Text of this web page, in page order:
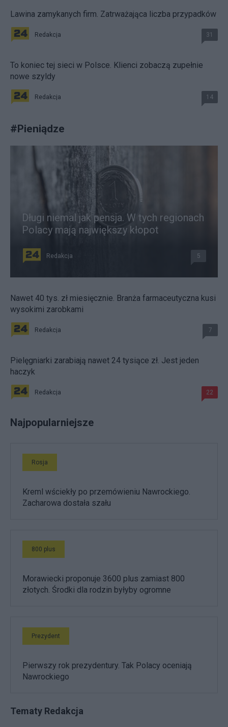
Lawina zamykanych firm. Zatrważająca liczba przypadków
Redakcja 31
To koniec tej sieci w Polsce. Klienci zobaczą zupełnie
nowe szyldy
Redakcja 14
#Pieniądze
Długi niemal jak pensja. W tych regionach
Polacy mają największy kłopot
Redakcja 5
Nawet 40 tys. zł miesięcznie. Branża farmaceutyczna kusi
wysokimi zarobkami
Redakcja 7
Pielęgniarki zarabiają nawet 24 tysiące zł. Jest jeden
haczyk
Redakcja 22
Najpopularniejsze
Rosja
Kreml wściekły po przemówieniu Nawrockiego.
Zacharowa dostała szału
800 plus
Morawiecki proponuje 3600 plus zamiast 800
złotych. Środki dla rodzin byłyby ogromne
Prezydent
Pierwszy rok prezydentury. Tak Polacy oceniają
Nawrockiego
Tematy Redakcja